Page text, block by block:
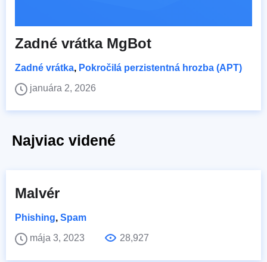
Zadné vrátka MgBot
Zadné vrátka, Pokročilá perzistentná hrozba (APT)
januára 2, 2026
Najviac videné
Malvér
Phishing, Spam
mája 3, 2023
28,927